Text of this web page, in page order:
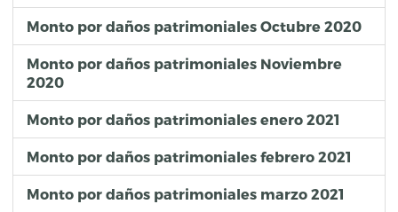
Monto por daños patrimoniales Octubre 2020
Monto por daños patrimoniales Noviembre
2020
Monto por daños patrimoniales enero 2021
Monto por daños patrimoniales febrero 2021
Monto por daños patrimoniales marzo 2021